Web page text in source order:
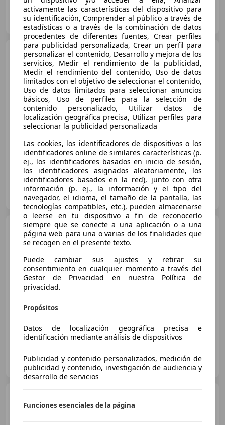
Particular
ES-43880 El Vendrell
Citroen C4 Picasso
2.0BlueHDi Exclusive EAT6 150
€ 13.500
Sin comparación
05/2015 111.000 km Diésel 110 kW (150 CV)
Particular
ES-28053 Madrid
Citroen C4 Picasso
PureTech 96KW 130CV SS 6v
EAT6
€ 12.500
03/2017
Particular
ES-36208 Vigo
Picasso 2.0BlueHDi Exclusive
activamente las características del dispositivo para
su identificación, Comprender al público a través de
estadísticas o a través de la combinación de datos
procedentes de diferentes fuentes, Crear perfiles
para publicidad personalizada, Crear un perfil para
personalizar el contenido, Desarrollo y mejora de los
servicios, Medir el rendimiento de la publicidad,
Medir el rendimiento del contenido, Uso de datos
limitados con el objetivo de seleccionar el contenido,
Uso de datos limitados para seleccionar anuncios
básicos, Uso de perfiles para la selección de
contenido personalizado, Utilizar datos de
localización geográfica precisa, Utilizar perfiles para
seleccionar la publicidad personalizada
Las cookies, los identificadores de dispositivos o los
identificadores online de similares características (p.
ej., los identificadores basados en inicio de sesión,
los identificadores asignados aleatoriamente, los
identificadores basados en la red), junto con otra
información (p. ej., la información y el tipo del
navegador, el idioma, el tamaño de la pantalla, las
tecnologías compatibles, etc.), pueden almacenarse
o leerse en tu dispositivo a fin de reconocerlo
siempre que se conecte a una aplicación o a una
página web para una o varias de los finalidades que
se recogen en el presente texto.
Puede cambiar sus ajustes y retirar su
consentimiento en cualquier momento a través del
Gestor de Privacidad en nuestra Política de
privacidad.
Propósitos
Datos de localización geográfica precisa e
identificación mediante análisis de dispositivos
Publicidad y contenido personalizados, medición de
publicidad y contenido, investigación de audiencia y
desarrollo de servicios
Funciones esenciales de la página